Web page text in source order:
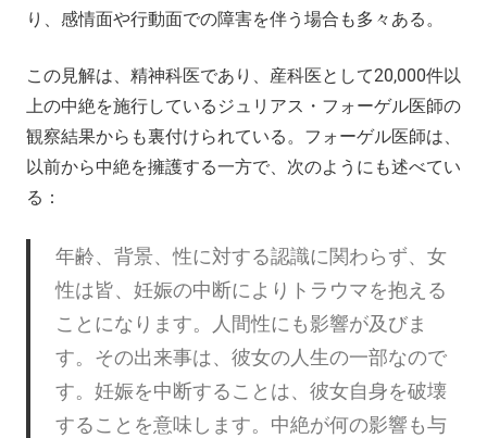
り、感情面や行動面での障害を伴う場合も多々ある。
この見解は、精神科医であり、産科医として20,000件以
上の中絶を施行しているジュリアス・フォーゲル医師の
観察結果からも裏付けられている。フォーゲル医師は、
以前から中絶を擁護する一方で、次のようにも述べてい
る：
年齢、背景、性に対する認識に関わらず、女
性は皆、妊娠の中断によりトラウマを抱える
ことになります。人間性にも影響が及びま
す。その出来事は、彼女の人生の一部なので
す。妊娠を中断することは、彼女自身を破壊
することを意味します。中絶が何の影響も与